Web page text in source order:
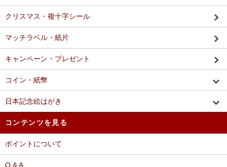
クリスマス・複十字シール
マッチラベル・紙片
キャンペーン・プレゼント
コイン・紙幣
日本記念絵はがき
コンテンツを見る
ポイントについて
Q & A